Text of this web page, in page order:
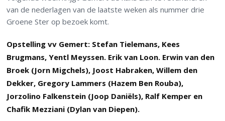
van de nederlagen van de laatste weken als nummer drie
Groene Ster op bezoek komt.
Opstelling vv Gemert: Stefan Tielemans, Kees
Brugmans, Yentl Meyssen. Erik van Loon. Erwin van den
Broek (Jorn Migchels), Joost Habraken, Willem den
Dekker, Gregory Lammers (Hazem Ben Rouba),
Jorzolino Falkenstein (Joop Daniëls), Ralf Kemper en
Chafik Mezziani (Dylan van Diepen).